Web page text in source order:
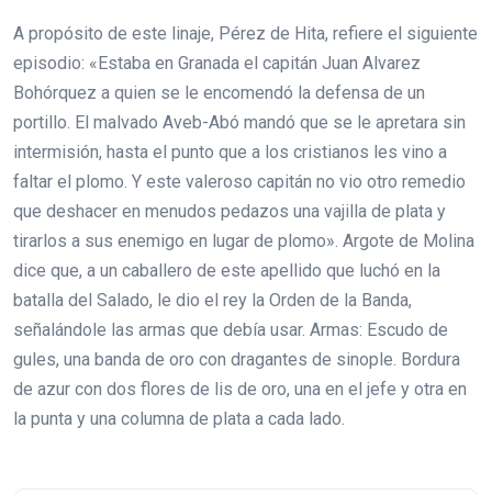
A propósito de este linaje, Pérez de Hita, refiere el siguiente
episodio: «Estaba en Granada el capitán Juan Alvarez
Bohórquez a quien se le encomendó la defensa de un
portillo. El malvado Aveb-Abó mandó que se le apretara sin
intermisión, hasta el punto que a los cristianos les vino a
faltar el plomo. Y este valeroso capitán no vio otro remedio
que deshacer en menudos pedazos una vajilla de plata y
tirarlos a sus enemigo en lugar de plomo». Argote de Molina
dice que, a un caballero de este apellido que luchó en la
batalla del Salado, le dio el rey la Orden de la Banda,
señalándole las armas que debía usar. Armas: Escudo de
gules, una banda de oro con dragantes de sinople. Bordura
de azur con dos flores de lis de oro, una en el jefe y otra en
la punta y una columna de plata a cada lado.